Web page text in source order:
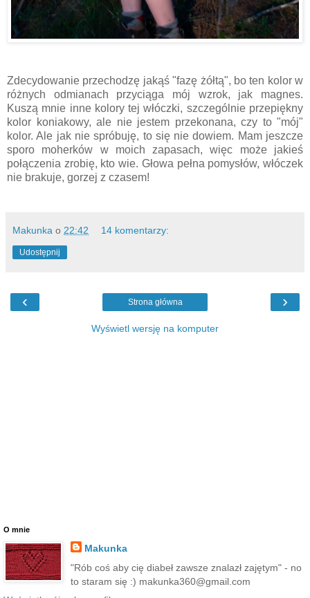
Zdecydowanie przechodzę jakąś "fazę żółtą", bo ten kolor w
różnych odmianach przyciąga mój wzrok, jak magnes.
Kuszą mnie inne kolory tej włóczki, szczególnie przepiękny
kolor koniakowy, ale nie jestem przekonana, czy to "mój"
kolor. Ale jak nie spróbuję, to się nie dowiem. Mam jeszcze
sporo moherków w moich zapasach, więc może jakieś
połączenia zrobię, kto wie. Głowa pełna pomysłów, włóczek
nie brakuje, gorzej z czasem!
Makunka o 22:42 14 komentarzy:
Udostępnij
‹ ›
Strona główna
Wyświetl wersję na komputer
O mnie
Makunka
"Rób coś aby cię diabeł zawsze znalazł zajętym" - no
to staram się :) makunka360@gmail.com